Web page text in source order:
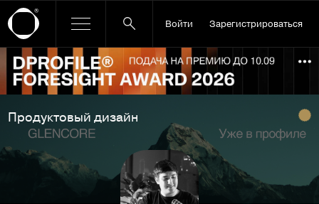
Войти Зарегистрироваться
Ссылка баннера
Продуктовый дизайн